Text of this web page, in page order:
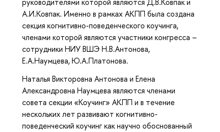
руководителями которой являются Д.В.Ковпак и
А.И.Ковпак. Именно в рамках АКПП была создана
секция когнитивно-поведенческого коучинга,
членами которой являются участники конгресса –
сотрудники НИУ ВШЭ Н.В.Антонова,
Е.А.Наумцева, Ю.А.Платонова.
Наталья Викторовна Антонова и Елена
Александровна Наумцева являются членами
совета секции «Коучинг» АКПП и в течение
нескольких лет развивают когнитивно-
поведенческий коучинг как научно обоснованный